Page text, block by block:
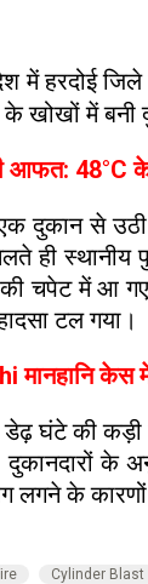
में हरदोई
खोखों में बनी
48°C के
एक दुकान से
ही स्थानीय
चपेट में आ गए,
टल गया।
मानहानि केस
डेढ़ घंटे की
के
लगने के
Cylinder Blast